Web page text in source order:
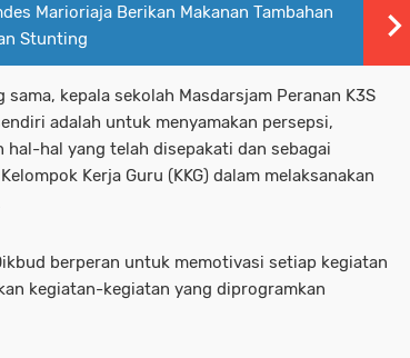
Marioriaja Berikan Makanan Tambahan
Stunting
sama, kepala sekolah Masdarsjam Peranan K3S
adalah untuk menyamakan persepsi,
hal-hal yang telah disepakati dan sebagai
Kerja Guru (KKG) dalam melaksanakan
berperan untuk memotivasi setiap kegiatan
kegiatan-kegiatan yang diprogramkan